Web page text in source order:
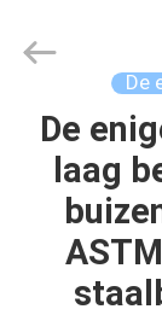
HUIS
Joyruns
Steel
Reserved.
De
De
laag